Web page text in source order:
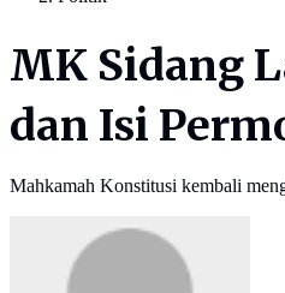
MK Sidang
dan Isi
Mahkamah Konstitusi kembali